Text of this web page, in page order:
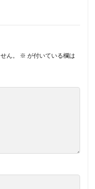
ん。 ※ が付いている欄は